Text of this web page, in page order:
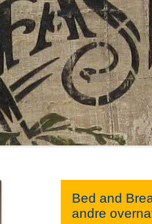
Bed and
andre